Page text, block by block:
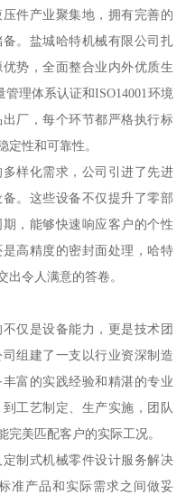
件产业聚集地，拥有完善的
。盐城哈特机械有限公司扎
势，全面整合业内外优质生
理体系认证和ISO14001环境
厂，每个环节都严格执行标
定性和可靠性。
样化需求，公司引进了先进
。这些设备不仅提升了零部
，能够快速响应客户的个性
高精度的密封面处理，哈特
令人满意的答卷。
仅是设备能力，更是技术团
组建了一支以行业资深制造
富的实践经验和精湛的专业
工艺制定、生产实施，团队
美匹配客户的实际工况。
制式机械零件设计服务解决
准产品和实际需求之间做妥